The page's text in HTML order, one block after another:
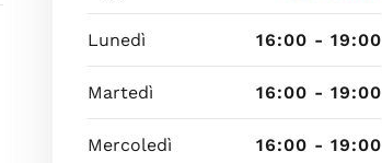
Lunedì 16:00 - 19:00
Martedì 16:00 - 19:00
Mercoledì 16:00 - 19:00